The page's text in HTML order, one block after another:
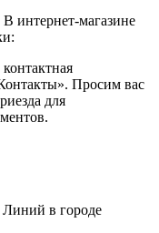
интернет-магазине
Просим вас
для
Линий в городе